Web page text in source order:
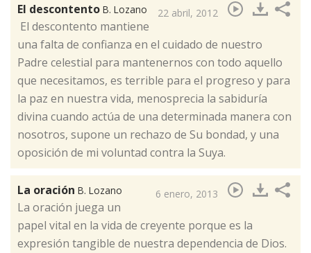
El descontento B. Lozano 22 abril, 2012
​ El descontento mantiene
una falta de confianza en el cuidado de nuestro
Padre celestial para mantenernos con todo aquello
que necesitamos, es terrible para el progreso y para
la paz en nuestra vida, menosprecia la sabiduría
divina cuando actúa de una determinada manera con
nosotros, supone un rechazo de Su bondad, y una
oposición de mi voluntad contra la Suya.
La oración B. Lozano 6 enero, 2013
​La oración juega un
papel vital en la vida de creyente porque es la
expresión tangible de nuestra dependencia de Dios.